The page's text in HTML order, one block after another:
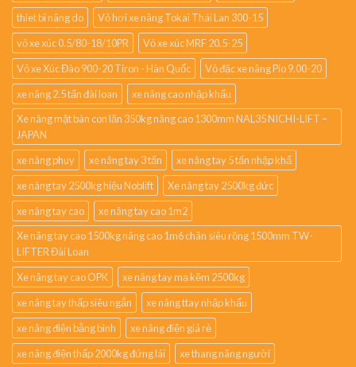
thiet bi nâng do
Vỏ hơi xe nâng Tokai Thái Lan 300-15
vỏ xe xúc 0.5/80-18/10PR
Vỏ xe xúc MRF 20.5-25
Vỏ xe Xúc Đào 900-20 Tiron - Hàn Quốc
Vỏ đặc xe nâng Pio 9.00-20
xe nâng 2.5 tấn đài loan
xe nâng cao nhập khẩu
Xe nâng mặt bàn con lăn 350kg nâng cao 1300mm NAL35 NICHI-LIFT –
JAPAN
xe nâng phuy
xe nâng tay 3 tấn
xe nâng tay 5 tấn nhập khẩ
xe nâng tay 2500kg hiệu Noblift
Xe nâng tay 2500kg đức
xe nâng tay cao
xe nâng tay cao 1m2
Xe nâng tay cao 1500kg nâng cao 1m6 chân siêu rộng 1500mm TW-
LIFTER Đài Loan
Xe nâng tay cao OPK
xe nâng tay mạ kẽm 2500kg
xe nâng tay thấp siêu ngắn
xe nâng ttay nhập khẩu
xe nâng điện bằng bình
xe nâng điện giá rẻ
xe nâng điện thấp 2000kg đứng lái
xe thang nâng người